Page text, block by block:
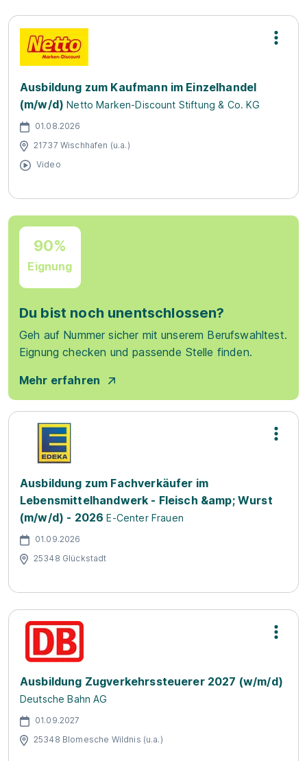
Ausbildung zum Kaufmann im Einzelhandel
(m/w/d) Netto Marken-Discount Stiftung & Co. KG
01.08.2026
21737 Wischhafen (u.a.)
Video
90%
Eignung
Du bist noch unentschlossen?
Geh auf Nummer sicher mit unserem Berufswahltest.
Eignung checken und passende Stelle finden.
Mehr erfahren
Ausbildung zum Fachverkäufer im
Lebensmittelhandwerk - Fleisch &amp; Wurst
(m/w/d) - 2026 E-Center Frauen
01.09.2026
25348 Glückstadt
Ausbildung Zugverkehrssteuerer 2027 (w/m/d)
Deutsche Bahn AG
01.09.2027
25348 Blomesche Wildnis (u.a.)